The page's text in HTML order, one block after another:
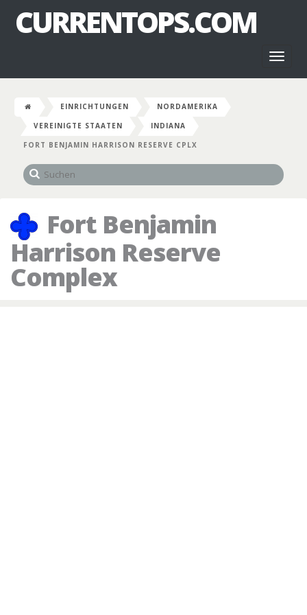
CURRENTOPS.COM
EINRICHTUNGEN
NORDAMERIKA
VEREINIGTE STAATEN
INDIANA
FORT BENJAMIN HARRISON RESERVE CPLX
Fort Benjamin
Harrison Reserve
Complex